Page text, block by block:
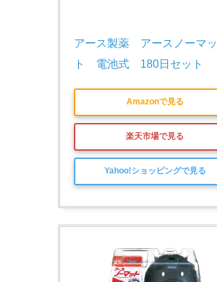
アース製薬　アースノーマッ
ト　電池式　180日セット
Amazonで見る
楽天市場で見る
Yahoo!ショッピングで見る